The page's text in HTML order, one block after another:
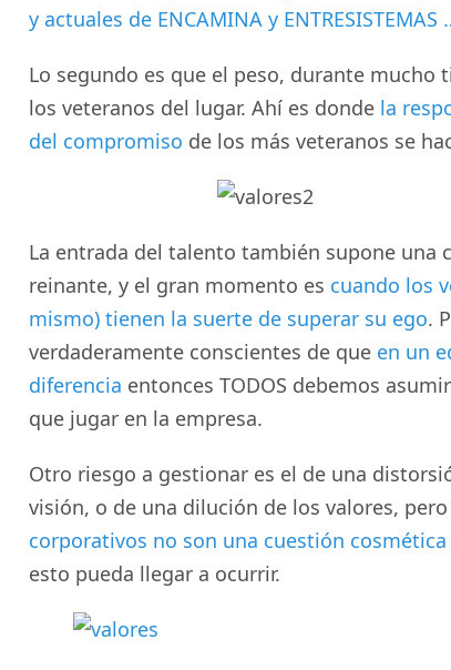
y actuales de ENCAMINA y ENTRESISTEMAS
Lo segundo es que el peso, durante mucho
los veteranos del lugar. Ahí es donde la
del compromiso de los más veteranos se
La entrada del talento también supone una
reinante, y el gran momento es cuando los
mismo) tienen la suerte de superar su ego.
verdaderamente conscientes de que en un
diferencia entonces TODOS debemos
que jugar en la empresa.
Otro riesgo a gestionar es el de una
visión, o de una dilución de los valores, pero
corporativos no son una cuestión cosmética
esto pueda llegar a ocurrir.